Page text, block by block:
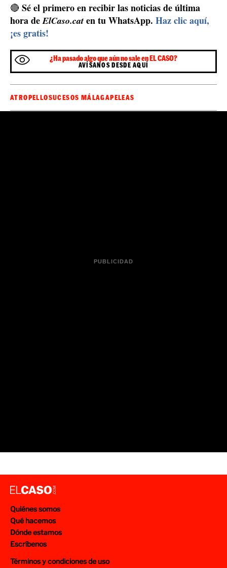
🔴 Sé el primero en recibir las noticias de última
hora deElCaso.cat en tu WhatsApp. Haz clic aquí,
¡es gratis!
¿Ha pasado algo que aún no sale en EL CASO?
AVÍSANOS DESDE AQUÍ
ATROPELLOSUCESOS MÁLAGAPELEAS
Quiénes somos
Qué hacemos
Dónde estamos
Escríbenos
Términos y condiciones de uso